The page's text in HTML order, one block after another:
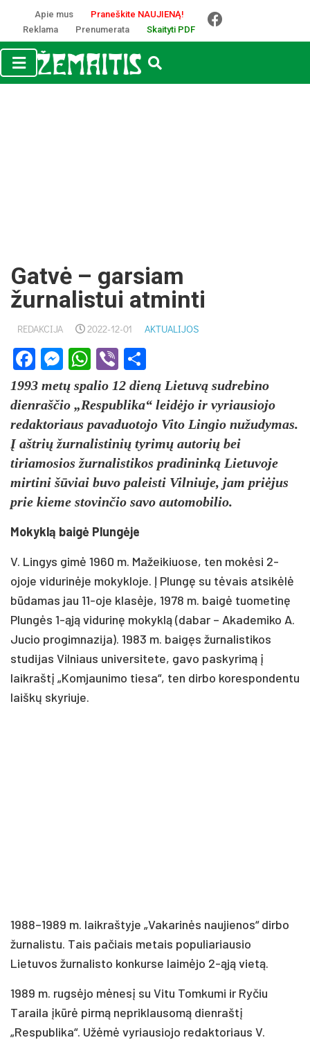
Apie mus
Praneškite NAUJIENĄ!
Reklama
Prenumerata Skaityti PDF
Gatvė – garsiam
žurnalistui atminti
REDAKCIJA 2022-12-01 AKTUALIJOS
Facebook
Messenger
WhatsApp
Viber
1993 metų spalio 12 dieną Lietuvą sudrebino
dienraščio „Respublika“ leidėjo ir vyriausiojo
redaktoriaus pavaduotojo Vito Lingio nužudymas.
Į aštrių žurnalistinių tyrimų autorių bei
tiriamosios žurnalistikos pradininką Lietuvoje
mirtini šūviai buvo paleisti Vilniuje, jam priėjus
prie kieme stovinčio savo automobilio.
Mokyklą baigė Plungėje
V. Lingys gimė 1960 m. Mažeikiuose, ten mokėsi 2-
ojoje vidurinėje mokykloje. Į Plungę su tėvais atsikėlė
būdamas jau 11-oje klasėje, 1978 m. baigė tuometinę
Plungės 1-ąją vidurinę mokyklą (dabar – Akademiko A.
Jucio progimnazija). 1983 m. baigęs žurnalistikos
studijas Vilniaus universitete, gavo paskyrimą į
laikraštį „Komjaunimo tiesa“, ten dirbo korespondentu
laiškų skyriuje.
1988–1989 m. laikraštyje „Vakarinės naujienos“ dirbo
žurnalistu. Tais pačiais metais populiariausio
Lietuvos žurnalisto konkurse laimėjo 2-ąją vietą.
1989 m. rugsėjo mėnesį su Vitu Tomkumi ir Ryčiu
Taraila įkūrė pirmą nepriklausomą dienraštį
„Respublika“. Užėmė vyriausiojo redaktoriaus V.